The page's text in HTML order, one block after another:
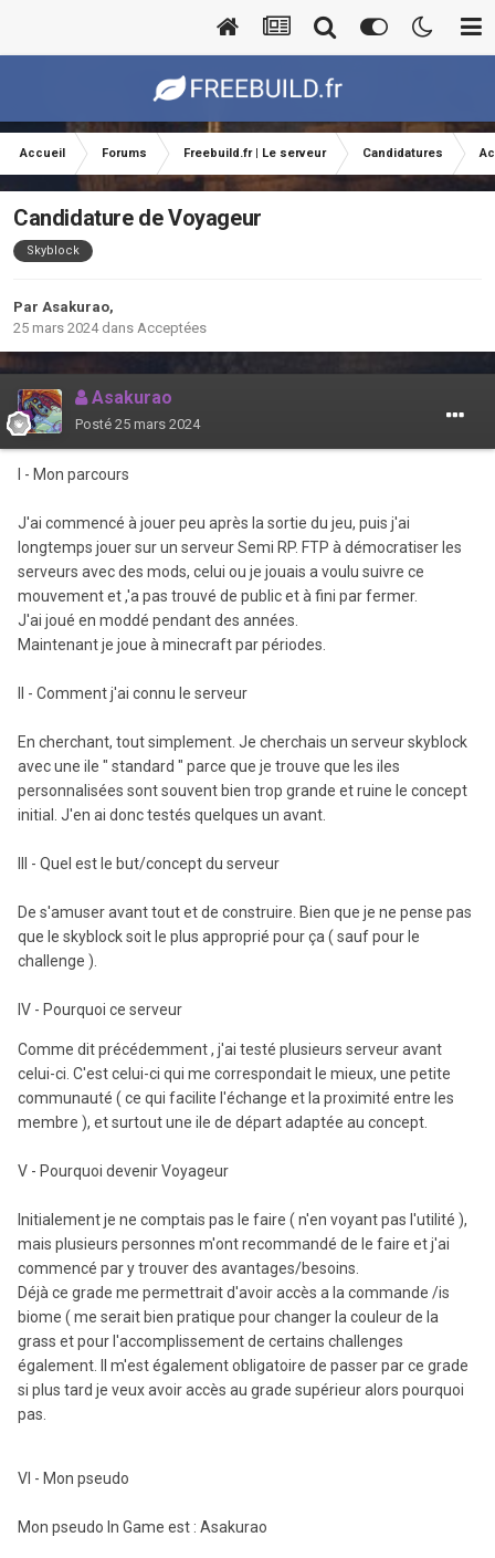
Accueil Forums Freebuild.fr | Le serveur Candidatures
Candidature de Voyageur
Skyblock
Par Asakurao,
25 mars 2024dans Acceptées
Asakurao
Posté 25 mars 2024
I - Mon parcours
J'ai commencé à jouer peu après la sortie du jeu, puis j'ai
longtemps jouer sur un serveur Semi RP. FTP à démocratiser les
serveurs avec des mods, celui ou je jouais a voulu suivre ce
mouvement et ,'a pas trouvé de public et à fini par fermer.
J'ai joué en moddé pendant des années.
Maintenant je joue à minecraft par périodes.
II - Comment j'ai connu le serveur
En cherchant, tout simplement. Je cherchais un serveur skyblock
avec une ile " standard " parce que je trouve que les iles
personnalisées sont souvent bien trop grande et ruine le concept
initial. J'en ai donc testés quelques un avant.
III - Quel est le but/concept du serveur
De s'amuser avant tout et de construire. Bien que je ne pense pas
que le skyblock soit le plus approprié pour ça ( sauf pour le
challenge ).
IV - Pourquoi ce serveur
Comme dit précédemment , j'ai testé plusieurs serveur avant
celui-ci. C'est celui-ci qui me correspondait le mieux, une petite
communauté ( ce qui facilite l'échange et la proximité entre les
membre ), et surtout une ile de départ adaptée au concept.
V - Pourquoi devenir Voyageur
Initialement je ne comptais pas le faire ( n'en voyant pas l'utilité ),
mais plusieurs personnes m'ont recommandé de le faire et j'ai
commencé par y trouver des avantages/besoins.
Déjà ce grade me permettrait d'avoir accès a la commande /is
biome ( me serait bien pratique pour changer la couleur de la
grass et pour l'accomplissement de certains challenges
également. Il m'est également obligatoire de passer par ce grade
si plus tard je veux avoir accès au grade supérieur alors pourquoi
pas.
VI - Mon pseudo
Mon pseudo In Game est : Asakurao